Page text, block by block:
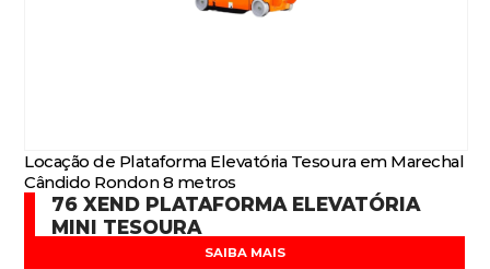
Locação de Plataforma Elevatória Tesoura em Marechal
Cândido Rondon 8 metros
76 XEND PLATAFORMA ELEVATÓRIA
MINI TESOURA
SAIBA MAIS